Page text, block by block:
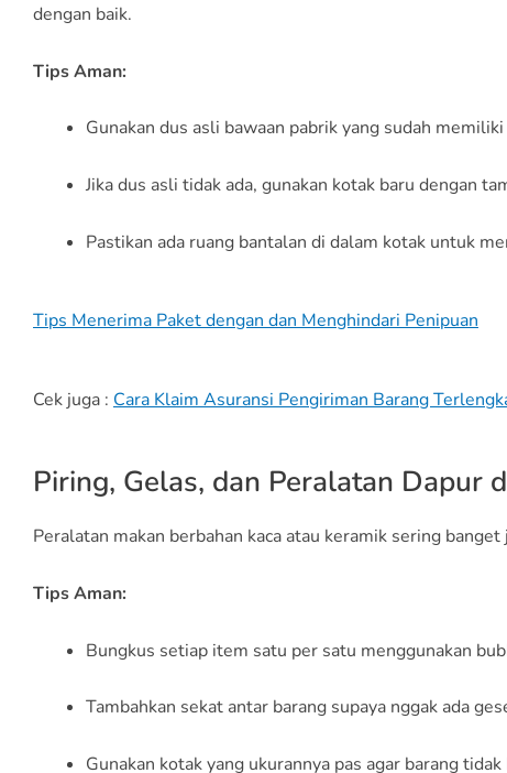
dengan baik.
Tips Aman:
Gunakan dus asli bawaan pabrik yang sudah
Jika dus asli tidak ada, gunakan kotak baru dengan
Pastikan ada ruang bantalan di dalam kotak untuk
Tips Menerima Paket dengan dan Menghindari Penipuan
Cek juga : Cara Klaim Asuransi Pengiriman Barang
Piring, Gelas, dan Peralatan Dapur
Peralatan makan berbahan kaca atau keramik sering
Tips Aman:
Bungkus setiap item satu per satu menggunakan
Tambahkan sekat antar barang supaya nggak ada
Gunakan kotak yang ukurannya pas agar barang